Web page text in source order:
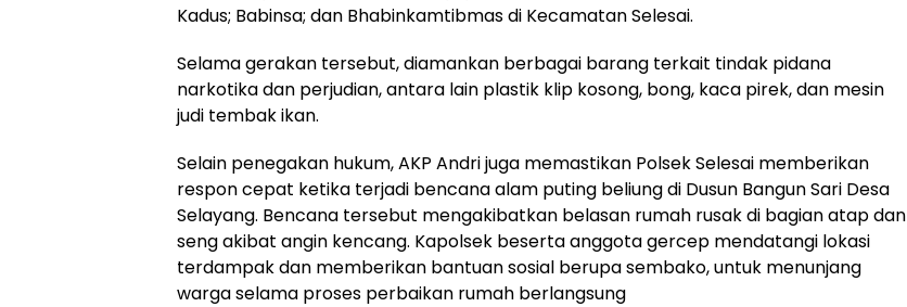
Kadus; Babinsa; dan Bhabinkamtibmas di Kecamatan Selesai.
Selama gerakan tersebut, diamankan berbagai barang terkait tindak pidana
narkotika dan perjudian, antara lain plastik klip kosong, bong, kaca pirek, dan mesin
judi tembak ikan.
Selain penegakan hukum, AKP Andri juga memastikan Polsek Selesai memberikan
respon cepat ketika terjadi bencana alam puting beliung di Dusun Bangun Sari Desa
Selayang. Bencana tersebut mengakibatkan belasan rumah rusak di bagian atap dan
seng akibat angin kencang. Kapolsek beserta anggota gercep mendatangi lokasi
terdampak dan memberikan bantuan sosial berupa sembako, untuk menunjang
warga selama proses perbaikan rumah berlangsung